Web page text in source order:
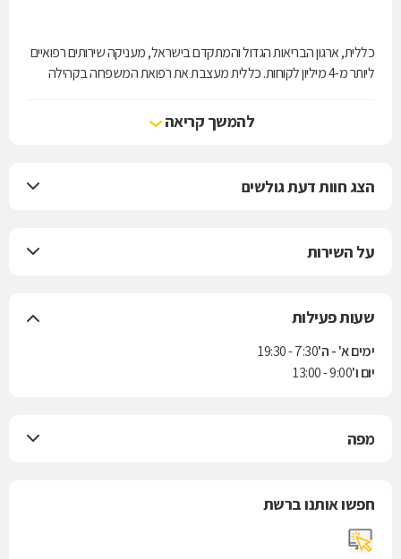
כללית, ארגון הבריאות הגדול והמתקדם בישראל, מעניקה שירותים רפואיים
ליותר מ-4 מיליון לקוחות. כללית מעצבת את רפואת המשפחה בקהילה
להמשך קריאה
הצג חוות דעת גולשים
על השירות
שעות פעילות
ימים א' - ה'7:30 - 19:30
יום ו'9:00 - 13:00
מפה
חפשו אותנו ברשת